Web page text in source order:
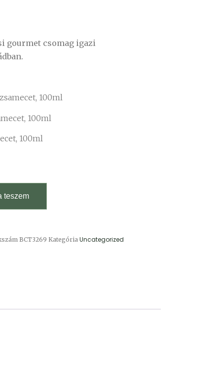
gourmet csomag igazi
100ml
100ml
100ml
teszem
BCT3269 Kategória Uncategorized